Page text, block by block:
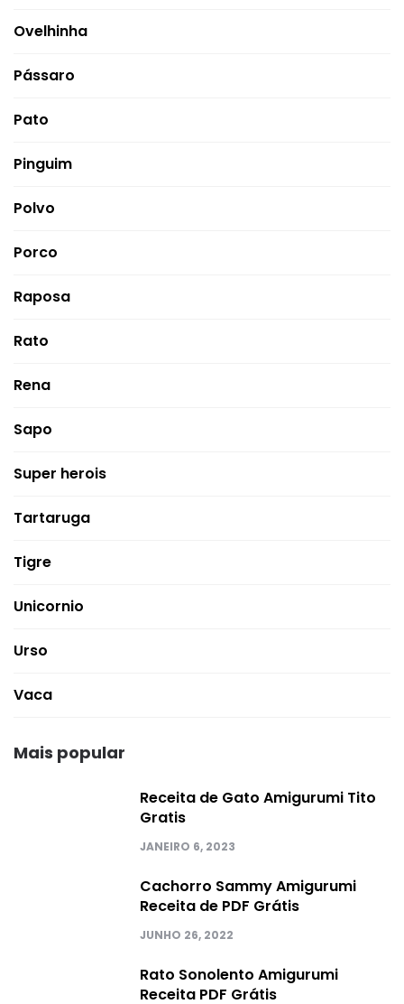
Ovelhinha
Pássaro
Pato
Pinguim
Polvo
Porco
Raposa
Rato
Rena
Sapo
Super herois
Tartaruga
Tigre
Unicornio
Urso
Vaca
Mais popular
Receita de Gato Amigurumi Tito
Gratis
JANEIRO 6, 2023
Cachorro Sammy Amigurumi
Receita de PDF Grátis
JUNHO 26, 2022
Rato Sonolento Amigurumi
Receita PDF Grátis